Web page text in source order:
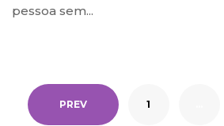
pessoa sem...
PREV 1